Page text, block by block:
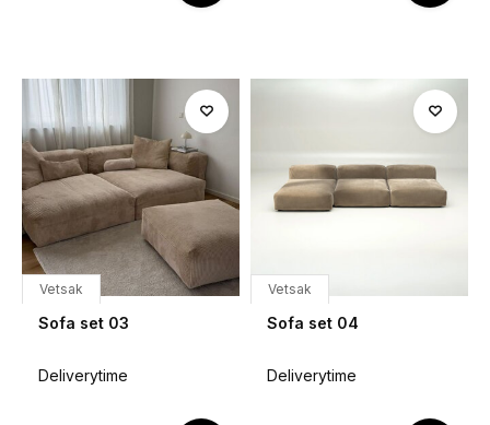
Vetsak
Sofa set 03
Deliverytime
Vetsak
Sofa set 04
Deliverytime